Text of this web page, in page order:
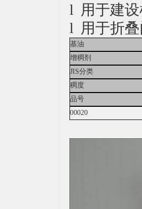
l 用于建设
l 用于折叠
基油
增稠剂
JIS分类
稠度
品号
00020